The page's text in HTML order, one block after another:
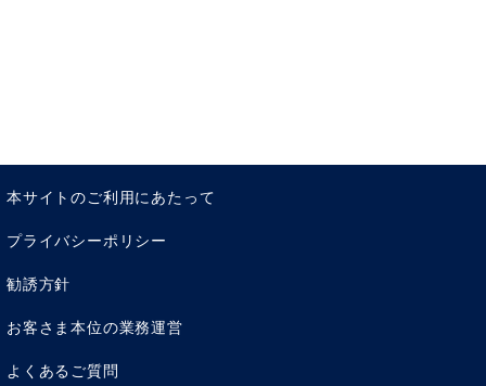
孫の面倒を見るのが常識と考えている祖父母も多いようで
す。共働き夫婦は、育児の負担が減るのでとても助かって
いる様子でした。
日本では浸透しないかもしれませんが、私はこんな考え方
もあるのだと気が楽になりました。帰国後、育児と博士号
取得のための大学院通学が重なった時、シンガポールの育
児を思い出し気兼ねなく保育園とベビーシッターをフル活
本サイトのご利用にあたって
プライバシーポリシー
勧誘方針
お客さま本位の業務運営
よくあるご質問